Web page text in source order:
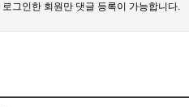
로그인한 회원만 댓글 등록이 가능합니다.